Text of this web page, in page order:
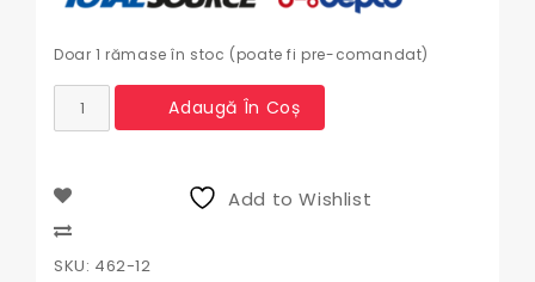
Doar 1 rămase în stoc (poate fi pre-comandat)
Cantitate
Rulment
David
Brown
Adaugă În Coș
Add to Wishlist
SKU: 462-12